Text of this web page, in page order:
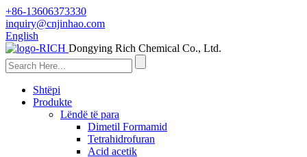
+86-13606373330
inquiry@cnjinhao.com
English
Dongying Rich Chemical Co., Ltd.
Shtëpi
Produkte
Lëndë të para
Dimetil Formamid
Tetrahidrofuran
Acid acetik